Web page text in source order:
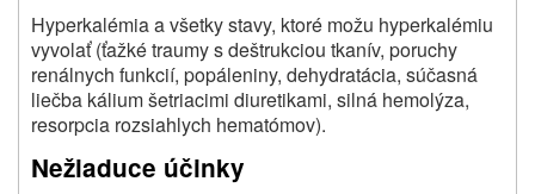
Hyperkalémia a všetky stavy, ktoré možu hyperkalémiu
vyvolať (ťažké traumy s deštrukciou tkanív, poruchy
renálnych funkcií, popáleniny, dehydratácia, súčasná
liečba kálium šetriacimi diuretikami, silná hemolýza,
resorpcia rozsiahlych hematómov).
Nežiaduce účinky